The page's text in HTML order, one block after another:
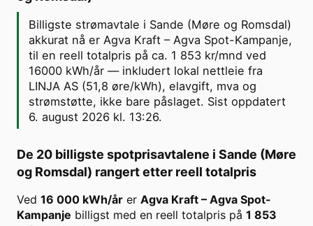
Billigste strømavtale i Sande (Møre og Romsdal)
akkurat nå er Agva Kraft – Agva Spot-Kampanje,
til en reell totalpris på ca. 1 853 kr/mnd ved
16000 kWh/år — inkludert lokal nettleie fra
LINJA AS (51,8 øre/kWh), elavgift, mva og
strømstøtte, ikke bare påslaget. Sist oppdatert
6. august 2026 kl. 13:26.
De 20 billigste spotprisavtalene i Sande (Møre
og Romsdal) rangert etter reell totalpris
Ved 16 000 kWh/år er Agva Kraft – Agva Spot-
Kampanje billigst med en reell totalpris på 1 853